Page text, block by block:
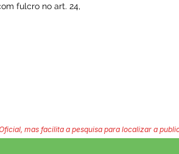
fulcro no art. 24,
mas facilita a pesquisa para localizar a